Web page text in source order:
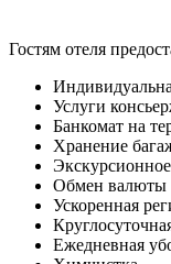
Гостям отеля
Услуги
Банкомат на
Хранение
Обмен валюты
Ускоренная
Ежедневная